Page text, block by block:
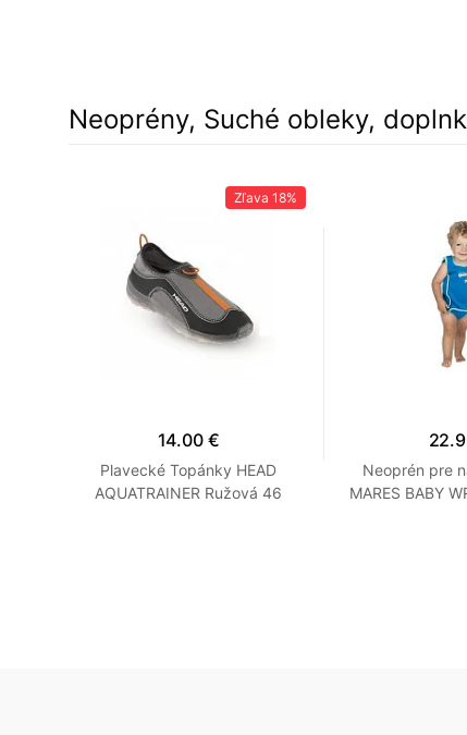
Neoprény, Suché obleky,
Zľava 18%
14.00 €
Plavecké Topánky HEAD
AQUATRAINER Ružová 46
Neoprén pre
MARES BABY